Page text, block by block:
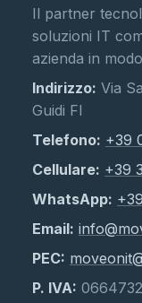
Il partner
soluzioni IT
azienda in
Indirizzo: Via
Guidi FI
Telefono: +39
Cellulare: +39
WhatsApp:
Email:
PEC:
P. IVA: